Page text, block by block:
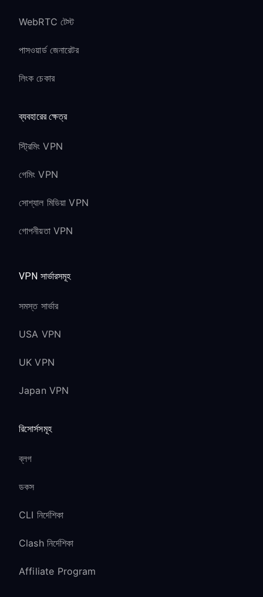
WebRTC টেস্ট
পাসওয়ার্ড জেনারেটর
লিংক চেকার
ব্যবহারের ক্ষেত্র
স্ট্রিমিং VPN
গেমিং VPN
সোশ্যাল মিডিয়া VPN
গোপনীয়তা VPN
VPN সার্ভারসমূহ
সমস্ত সার্ভার
USA VPN
UK VPN
Japan VPN
রিসোর্সসমূহ
ব্লগ
ডকস
CLI নির্দেশিকা
Clash নির্দেশিকা
Affiliate Program